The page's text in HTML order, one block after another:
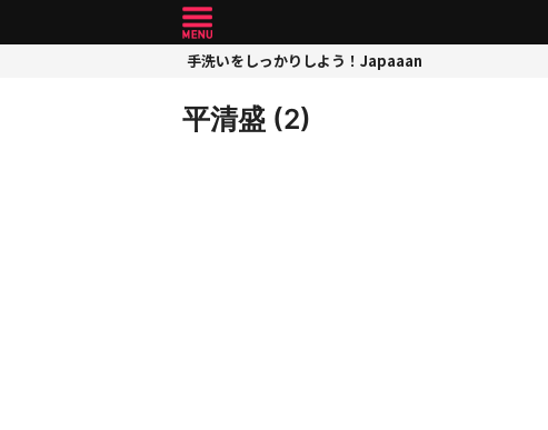
手洗いをしっかりしよう！Japaaan
平清盛 (2)